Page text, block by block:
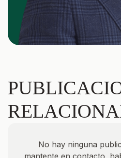
No hay ninguna